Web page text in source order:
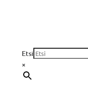
Etsi
×